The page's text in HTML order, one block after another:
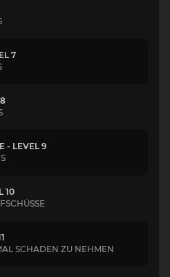
7
- LEVEL 9
10
SCHADEN ZU NEHMEN